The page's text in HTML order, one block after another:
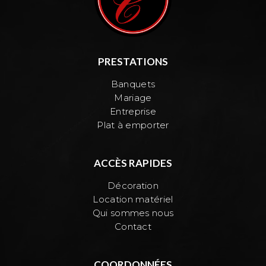
PRESTATIONS
Banquets
Mariage
Entreprise
Plat à emporter
ACCÈS RAPIDES
Décoration
Location matériel
Qui sommes nous
Contact